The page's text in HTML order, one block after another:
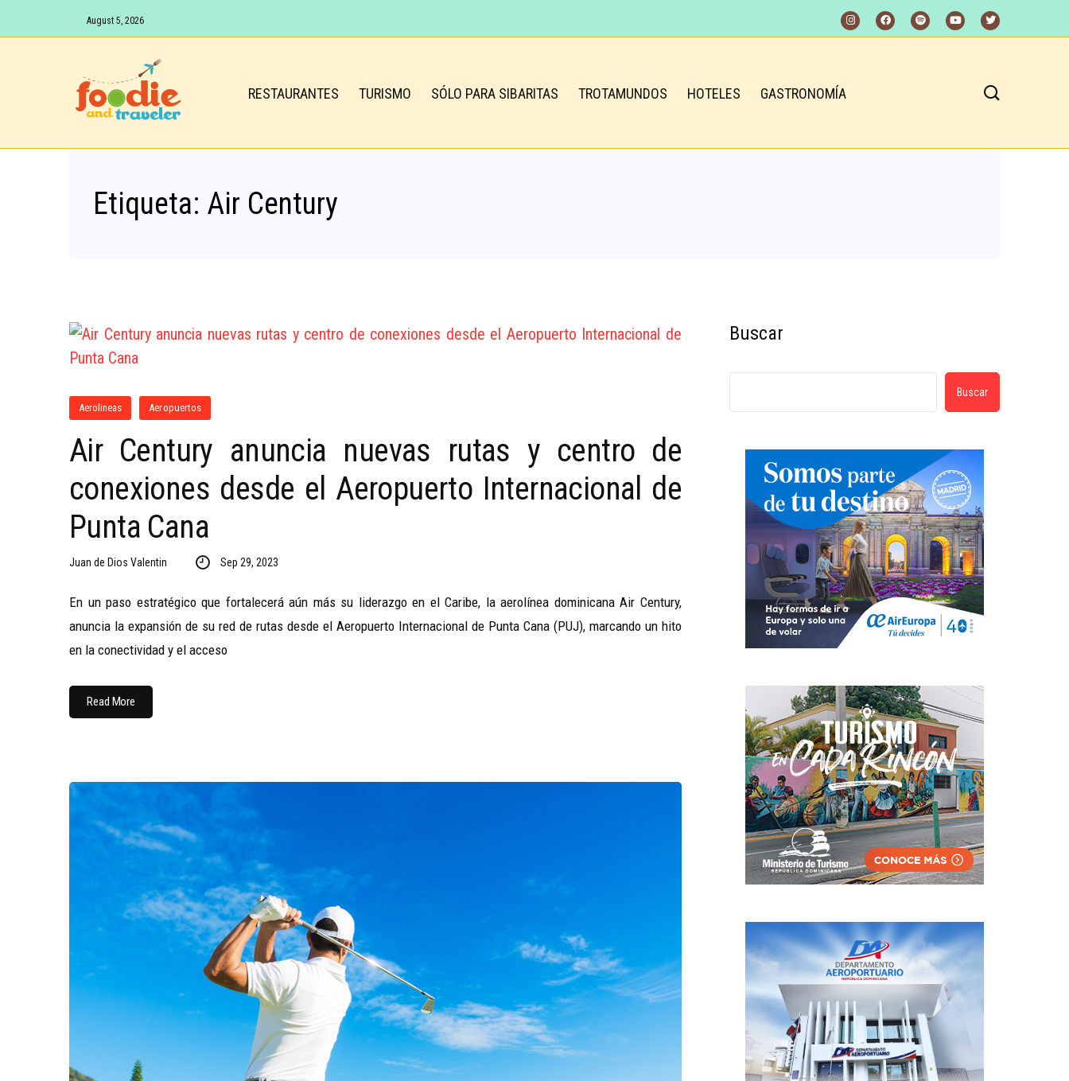
August 5, 2026
RESTAURANTES TURISMO SÓLO PARA SIBARITAS TROTAMUNDOS HOTELES GASTRONOMÍA
Etiqueta: Air Century
Aerolineas Aeropuertos
Air Century anuncia nuevas rutas y centro de
conexiones desde el Aeropuerto Internacional de
Punta Cana
Juan de Dios Valentin Sep 29, 2023
En un paso estratégico que fortalecerá aún más su liderazgo en el Caribe, la aerolínea dominicana Air Century,
anuncia la expansión de su red de rutas desde el Aeropuerto Internacional de Punta Cana (PUJ), marcando un hito
en la conectividad y el acceso
Read More
Buscar
Buscar